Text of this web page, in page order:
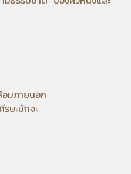
มภายนอก
ษะมักจะ